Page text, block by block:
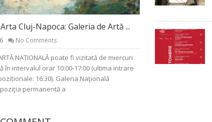
Cluj-Napoca: Galeria de Artă ...
No Comments
NAȚIONALĂ poate fi vizitată de miercuri
în intervalul orar 10:00-17:00 (ultima intrare
16:30). Galeria Naţională
permanentă a